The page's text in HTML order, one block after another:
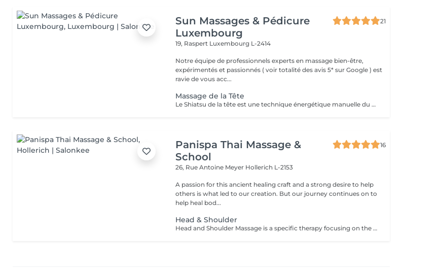
Sun Massages & Pédicure
Luxembourg
21
19, Raspert Luxembourg L-2414
Notre équipe de professionnels experts en massage bien-être,
expérimentés et passionnés ( voir totalité des avis 5* sur Google ) est
ravie de vous acc...
Massage de la Tête
Le Shiatsu de la tête est une technique énergétique manuelle du crâne, du visage et de la nuque qui permet d'harmoniser l'énergie dans les deux hémisphères du cerveau. Ce soin libère le flux de l'énergie subtile dans le corps, améliore la circulation. La technique consiste en la stimulation des points énergétiques de la zone par des petites pressions digitales et le drainage lymphatique pour évacuer les toxines par des mouvements glissés. Ce soin du visage est rajeunissant et très complet. Il permet de détoxifier la peau et de la rendre plus lisse et éclatante. Cette technique plonge le receveur dans une relaxation profonde qui renforce les capacités d'auto-guérison de l'organisme qui se ressource grâce au repos procuré par le soin. Le Shiatsu de la tête est indiqué dans les cas de : troubles du sommeil, stress, anxiété, nervosité, déprime, tristesse, tensions du cou et des épaules, fatigue oculaire et auditive, maux de tête, ...
Panispa Thai Massage &
School
16
26, Rue Antoine Meyer Hollerich L-2153
A passion for this ancient healing craft and a strong desire to help
others is what led to our creation. But our journey continues on to
help heal bod...
Head & Shoulder
Head and Shoulder Massage is a specific therapy focusing on the specific areas rather than the entire body. The massage helps to relieve tension in your muscles, improve circulation and reduce stress. This therapy is especially recommended for you if you work sitting down or at a desk all day. The focus on your back, head and shoulders helps you to relax and assists in the reduction of stress hormones in the muscles which can reduce the occurrence of tension related headaches. Other benefits that can be received from this therapy include: Improved sleep Reduction of neck-stiffness A general feeling of relaxation Improved circulation in your head